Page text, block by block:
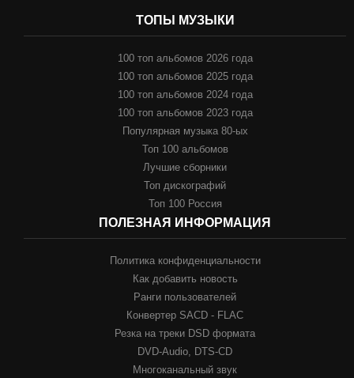
ТОПЫ МУЗЫКИ
100 топ альбомов 2026 года
100 топ альбомов 2025 года
100 топ альбомов 2024 года
100 топ альбомов 2023 года
Популярная музыка 80-ых
Топ 100 альбомов
Лучшие сборники
Топ дискографий
Топ 100 Россия
ПОЛЕЗНАЯ ИНФОРМАЦИЯ
Политика конфиденциальности
Как добавить новость
Ранги пользователей
Конвертер SACD - FLAC
Резка на треки DSD формата
DVD-Audio, DTS-CD
Многоканальный звук